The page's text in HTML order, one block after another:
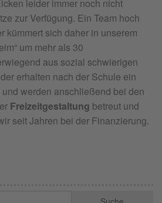
leider immer noch nicht
zur Verfügung. Ein Team hoch
kümmert sich daher in unserem
um mehr als 30
aus sozial schwierigen
erhalten nach der Schule ein
und werden anschließend bei den
Freizeitgestaltung betreut und
seit Jahren bei der Finanzierung.